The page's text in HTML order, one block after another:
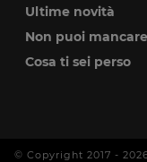
Ultime novità
Non puoi mancare
Cosa ti sei perso
© Copyright 2017 -